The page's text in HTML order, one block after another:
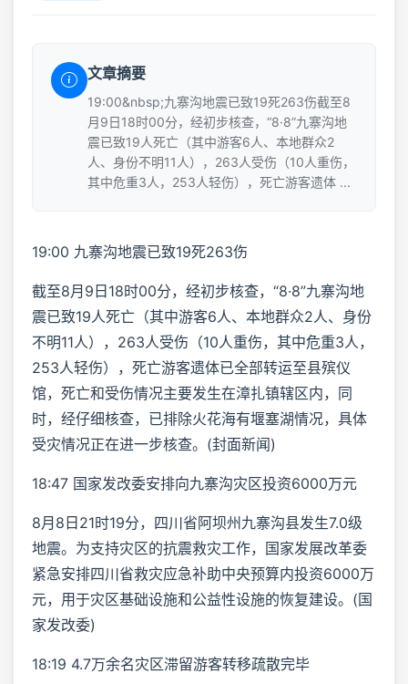
文章摘要
19:00&nbsp;九寨沟地震已致19死263伤截至8
月9日18时00分，经初步核查，“8·8”九寨沟地
震已致19人死亡（其中游客6人、本地群众2
人、身份不明11人），263人受伤（10人重伤，
其中危重3人，253人轻伤），死亡游客遗体 ...
19:00 九寨沟地震已致19死263伤
截至8月9日18时00分，经初步核查，“8·8”九寨沟地
震已致19人死亡（其中游客6人、本地群众2人、身份
不明11人），263人受伤（10人重伤，其中危重3人，
253人轻伤），死亡游客遗体已全部转运至县殡仪
馆，死亡和受伤情况主要发生在漳扎镇辖区内，同
时，经仔细核查，已排除火花海有堰塞湖情况，具体
受灾情况正在进一步核查。(封面新闻)
18:47 国家发改委安排向九寨沟灾区投资6000万元
8月8日21时19分，四川省阿坝州九寨沟县发生7.0级
地震。为支持灾区的抗震救灾工作，国家发展改革委
紧急安排四川省救灾应急补助中央预算内投资6000万
元，用于灾区基础设施和公益性设施的恢复建设。(国
家发改委)
18:19 4.7万余名灾区滞留游客转移疏散完毕